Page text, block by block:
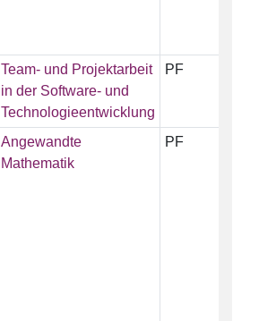
Team- und Projektarbeit
in der Software- und
Technologieentwicklung
PF
Angewandte
Mathematik
PF